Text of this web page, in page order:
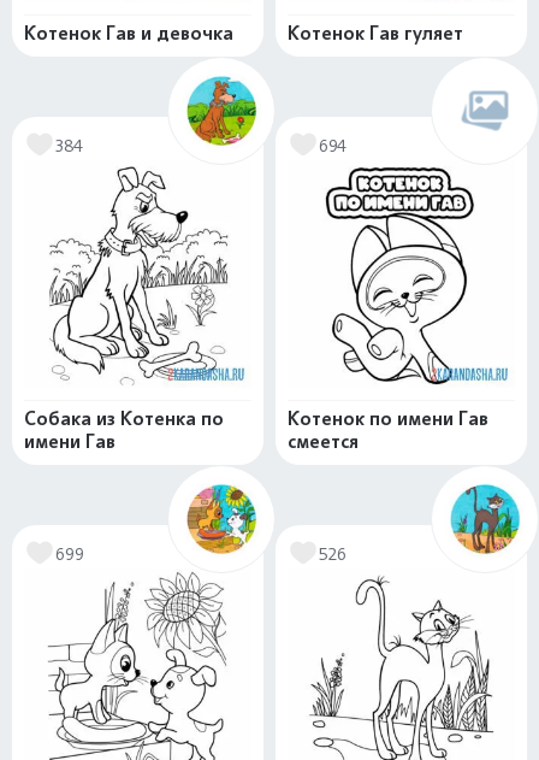
Котенок Гав и девочка Котенок Гав гуляет
384
Собака из Котенка по
имени Гав
694
Котенок по имени Гав
смеется
699 526